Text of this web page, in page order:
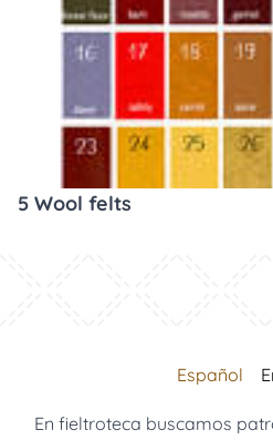
5 Wool felts
Español
En fieltroteca buscamos